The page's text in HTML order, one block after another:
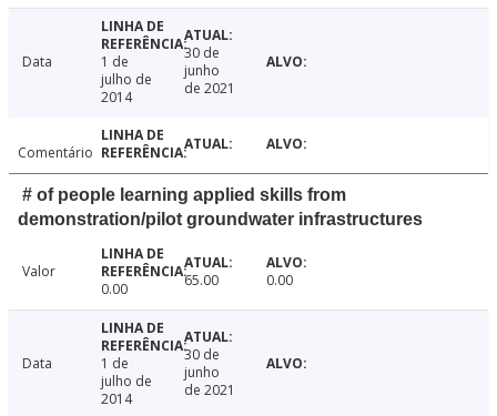
Data
1 de
julho de
2014
30 de
junho
de 2021
Comentário
# of people learning applied skills from
demonstration/pilot groundwater infrastructures
Valor
0.00
65.00 0.00
Data
1 de
julho de
2014
30 de
junho
de 2021